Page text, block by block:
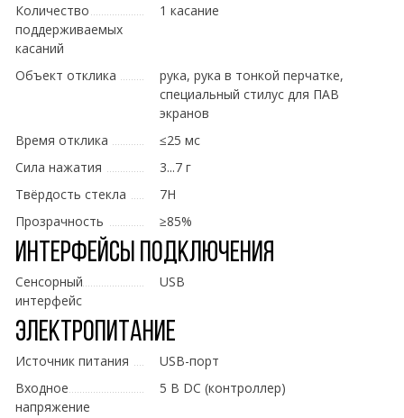
Количество
поддерживаемых
касаний
1 касание
Объект отклика
рука, рука в тонкой перчатке,
специальный стилус для ПАВ
экранов
Время отклика
≤25 мс
Сила нажатия
3...7 г
Твёрдость стекла
7H
Прозрачность
≥85%
Интерфейсы подключения
Сенсорный
интерфейс
USB
Электропитание
Источник питания
USB-порт
Входное
напряжение
5 В DC (контроллер)